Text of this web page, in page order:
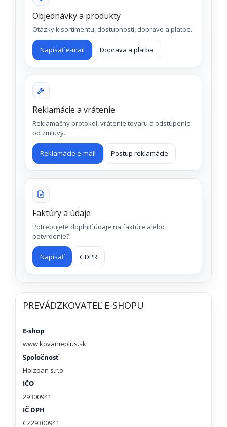
Objednávky a produkty
Otázky k sortimentu, dostupnosti, doprave a platbe.
Napísať e-mail Doprava a platba
Reklamácie a vrátenie
Reklamačný protokol, vrátenie tovaru a odstúpenie
od zmluvy.
Reklamácie e-mail Postup reklamácie
Faktúry a údaje
Potrebujete doplniť údaje na faktúre alebo
potvrdenie?
Napísať GDPR
PREVÁDZKOVATEĽ E-SHOPU
E-shop
www.kovanieplus.sk
Spoločnosť
Holzpan s.r.o.
IČO
29300941
IČ DPH
CZ29300941